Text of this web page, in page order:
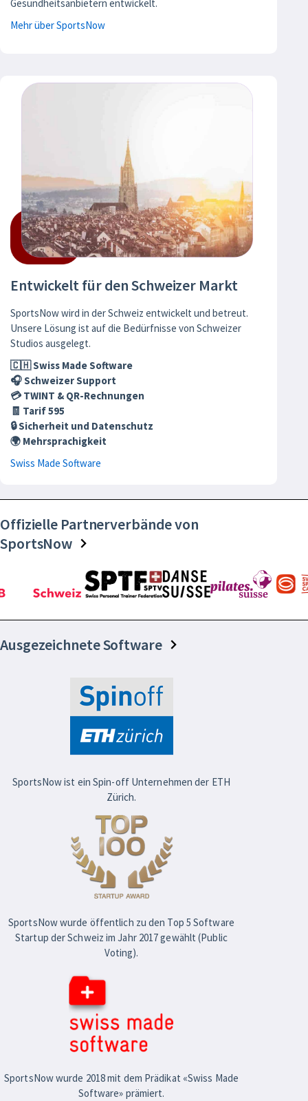
Gesundheitsanbietern entwickelt.
Mehr über SportsNow
Entwickelt für den Schweizer Markt
SportsNow wird in der Schweiz entwickelt und betreut.
Unsere Lösung ist auf die Bedürfnisse von Schweizer
Studios ausgelegt.
🇨🇭 Swiss Made Software
🎧 Schweizer Support
💳 TWINT & QR-Rechnungen
🧾 Tarif 595
🔒 Sicherheit und Datenschutz
🌍 Mehrsprachigkeit
Swiss Made Software
Offizielle Partnerverbände von
SportsNow
Ausgezeichnete Software
SportsNow ist ein Spin-off Unternehmen der ETH
Zürich.
SportsNow wurde öffentlich zu den Top 5 Software
Startup der Schweiz im Jahr 2017 gewählt (Public
Voting).
SportsNow wurde 2018 mit dem Prädikat «Swiss Made
Software» prämiert.